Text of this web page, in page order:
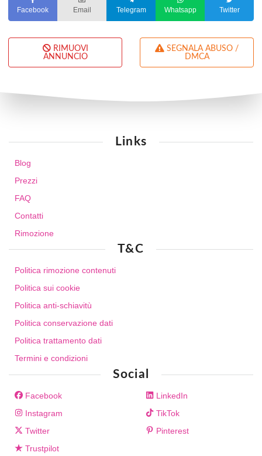
Facebook Email Telegram Whatsapp Twitter
RIMUOVI
ANNUNCIO
DMCA
Links
Blog
Prezzi
FAQ
Contatti
Rimozione
T&C
Politica rimozione contenuti
Politica sui cookie
Politica anti-schiavitù
Politica conservazione dati
Politica trattamento dati
Termini e condizioni
Social
Facebook
Instagram
Twitter
Trustpilot
LinkedIn
TikTok
Pinterest